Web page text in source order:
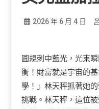
2026 年 6 月 4 日
圓規刺中藍光，光束
衡！財富就是宇宙的
學！」林天秤抓著她
挑戰。林天秤，這位